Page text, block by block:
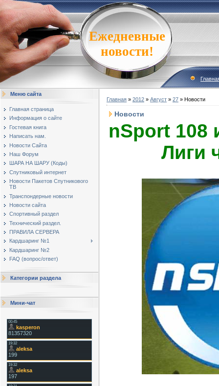
Ежедневные
новости!
Меню сайта
Главная страница
Информация о сайте
Гостевая книга
Написать нам.
Новости Сайта
Наш Форум
ШАРА НА ШАРУ (Коды)
Спутниковый интернет
Новости Пакетов Спутникового
ТВ
Транспондерные новости
Новости сайта
Спортивный раздел
Технический раздел.
ПРАВИЛА СЕРВЕРА
Кардшаринг №1
Кардшаринг №2
FAQ (вопрос/ответ)
Категории раздела
Мини-чат
Главная » 2012 » Август » 27 » Новости
Новости
nSport 108
Лиги